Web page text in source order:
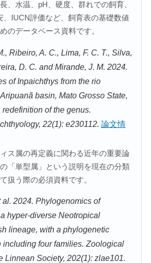
、水温、pH、硬度、群れでの飼育、
、IUCN評価など、飼育表の基礎数値
のデータベース資料です。
Ribeiro, A. C., Lima, F. C. T., Silva,
D. C. and Mirande, J. M. 2024.
of Inpaichthys from the rio
basin, Mato Grosso State,
of the genus.
22(1): e230112. 論文情
ス属の再定義に関わる近年の重要論
「単型属」という説明を現在の分類
扱う際の必須資料です。
al. 2024. Phylogenomics of
hyper-diverse Neotropical
lineage, with a phylogenetic
including four families. Zoological
Linnean Society, 202(1): zlae101.